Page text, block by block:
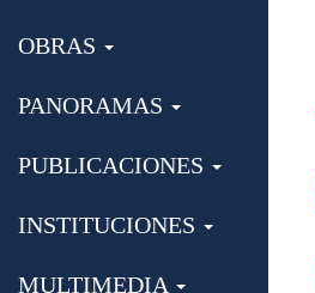
OBRAS
PANORAMAS
PUBLICACIONES
INSTITUCIONES
MULTIMEDIA